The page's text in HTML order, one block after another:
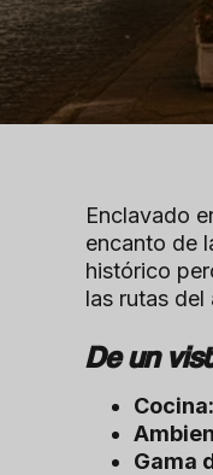
Enclavado
encanto de
histórico
las rutas
De un
Cocina:
Gama